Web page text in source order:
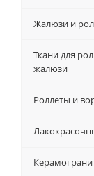
Жалюзи и
Ткани для
жалюзи
Роллеты и